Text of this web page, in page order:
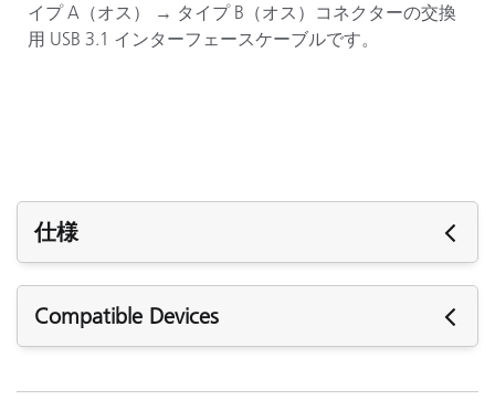
イプ A（オス） → タイプ B（オス）コネクターの交換
用 USB 3.1 インターフェースケーブルです。
仕様
仕様
タイプ
Compatible Devices
The following devices are compatible with the